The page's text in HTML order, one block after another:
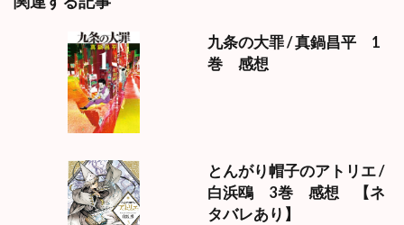
九条の大罪 / 真鍋昌平 1
巻 感想
とんがり帽子のアトリエ /
白浜鴎 3巻 感想 【ネ
タバレあり】